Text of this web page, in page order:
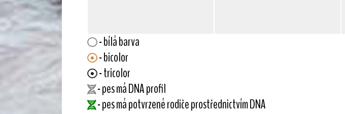
- bílá barva
- bicolor
- tricolor
- pes má DNA profil
- pes má potvrzené rodiče prostřednictvím DNA